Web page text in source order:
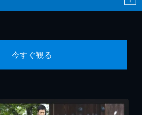
今すぐ観る